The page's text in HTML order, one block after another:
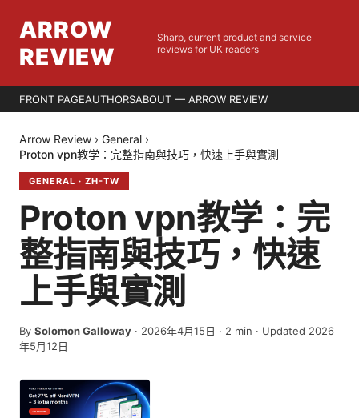
ARROW
REVIEW
Sharp, current product and service
reviews for UK readers
FRONT PAGEAUTHORSABOUT — ARROW REVIEW
Arrow Review › General ›
Proton vpn教学：完整指南與技巧，快速上手與實測
GENERAL · ZH-TW
Proton vpn教学：完
整指南與技巧，快速
上手與實測
By Solomon Galloway · 2026年4月15日 · 2 min · Updated 2026
年5月12日